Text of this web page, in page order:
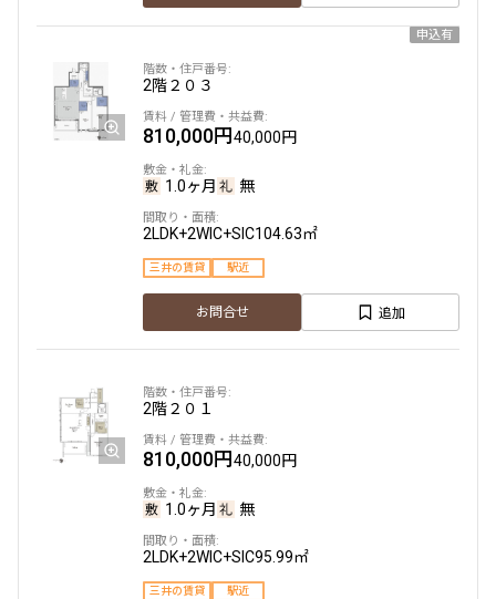
申込有
2階２０３
810,000円40,000円
1.0ヶ月 無
2LDK+2WIC+SIC104.63㎡
三井の賃貸 駅近
お問合せ 追加
2階２０１
810,000円40,000円
1.0ヶ月 無
2LDK+2WIC+SIC95.99㎡
三井の賃貸 駅近